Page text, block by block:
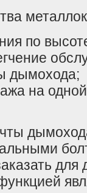
по
дымохода;
на